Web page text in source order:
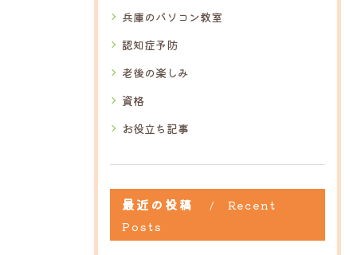
兵庫のパソコン教室
認知症予防
老後の楽しみ
資格
お役立ち記事
最近の投稿
Recent
Posts